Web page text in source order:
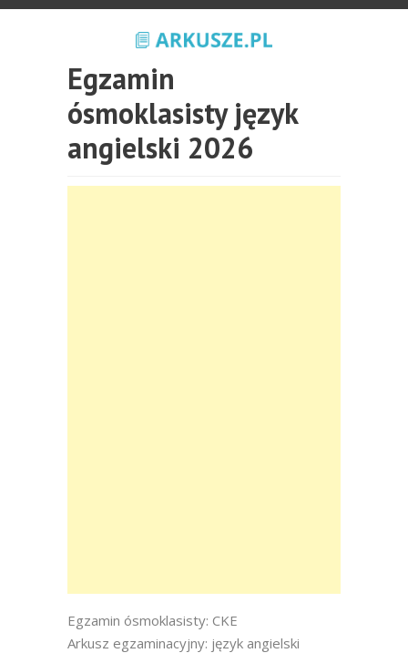
Egzamin
ósmoklasisty język
angielski 2026
Egzamin ósmoklasisty: CKE
Arkusz egzaminacyjny: język angielski